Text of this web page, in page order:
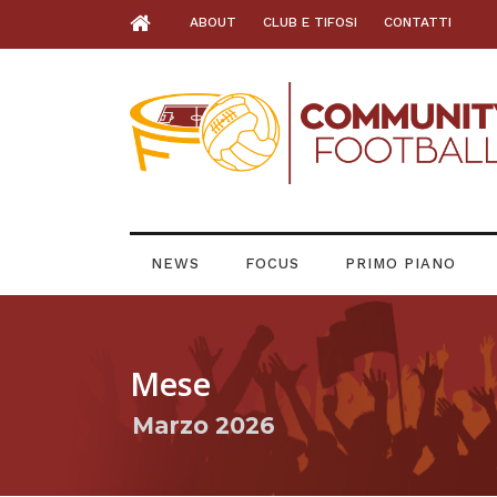
ABOUT CLUB E TIFOSI CONTATTI
NEWS FOCUS PRIMO PIANO
Mese
Marzo 2026